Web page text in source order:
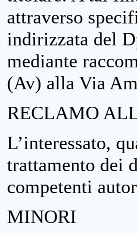
attraverso
indirizzata del
mediante
(Av) alla Via
RECLAMO
L’interessato,
trattamento dei
competenti
MINORI